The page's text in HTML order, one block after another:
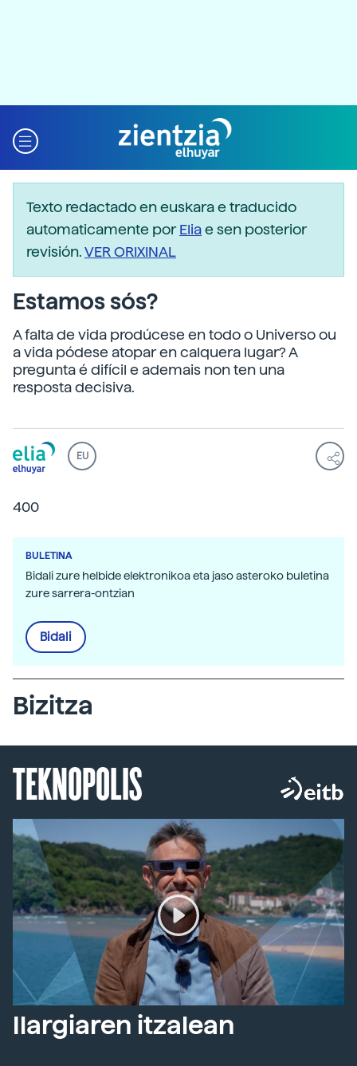
Texto redactado en euskara e traducido
automaticamente porEliae sen posterior
revisión.VER ORIXINAL
Estamos sós?
A falta de vida prodúcese en todo o Universo ou
a vida pódese atopar en calquera lugar? A
pregunta é difícil e ademais non ten una
resposta decisiva.
EU
400
BULETINA
Bidali zure helbide elektronikoa eta jaso asteroko buletina
zure sarrera-ontzian
Bidali
Bizitza
TEKNOPOLIS
Ilargiaren itzalean